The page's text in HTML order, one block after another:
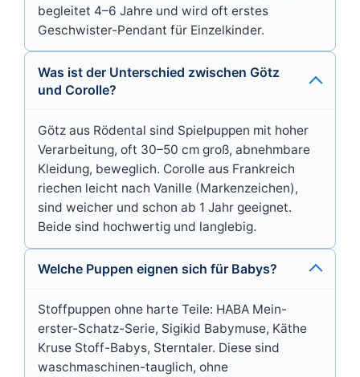
begleitet 4–6 Jahre und wird oft erstes
Geschwister-Pendant für Einzelkinder.
Was ist der Unterschied zwischen Götz
und Corolle?
Götz aus Rödental sind Spielpuppen mit hoher
Verarbeitung, oft 30–50 cm groß, abnehmbare
Kleidung, beweglich. Corolle aus Frankreich
riechen leicht nach Vanille (Markenzeichen),
sind weicher und schon ab 1 Jahr geeignet.
Beide sind hochwertig und langlebig.
Welche Puppen eignen sich für Babys?
Stoffpuppen ohne harte Teile: HABA Mein-
erster-Schatz-Serie, Sigikid Babymuse, Käthe
Kruse Stoff-Babys, Sterntaler. Diese sind
waschmaschinen-tauglich, ohne